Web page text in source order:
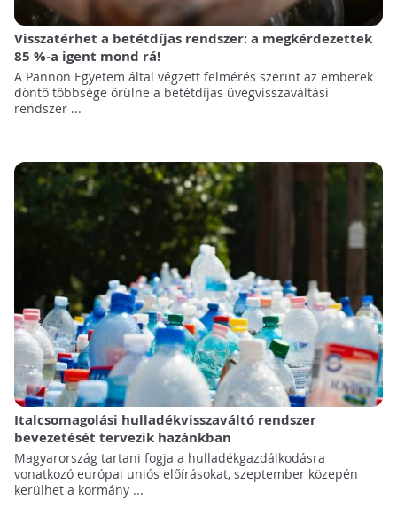
Visszatérhet a betétdíjas rendszer: a megkérdezettek
85 %-a igent mond rá!
A Pannon Egyetem által végzett felmérés szerint az emberek
döntő többsége örülne a betétdíjas üvegvisszaváltási
rendszer ...
Italcsomagolási hulladékvisszaváltó rendszer
bevezetését tervezik hazánkban
Magyarország tartani fogja a hulladékgazdálkodásra
vonatkozó európai uniós előírásokat, szeptember közepén
kerülhet a kormány ...